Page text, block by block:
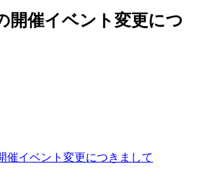
開催イベント変更につ
催イベント変更につきまして